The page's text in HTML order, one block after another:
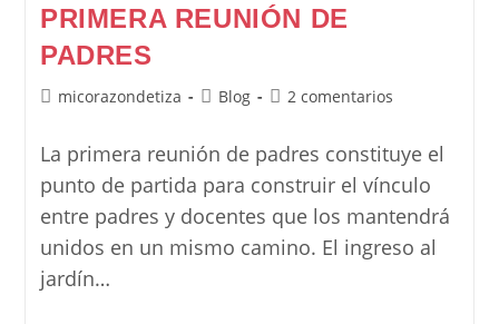
PRIMERA REUNIÓN DE
PADRES
Autor
la
entrada:
micorazondetiza
Categoría
la
entrada:
Blog
Comentarios
entrada:
2 comentarios
La primera reunión de padres constituye el
punto de partida para construir el vínculo
entre padres y docentes que los mantendrá
unidos en un mismo camino. El ingreso al
jardín…